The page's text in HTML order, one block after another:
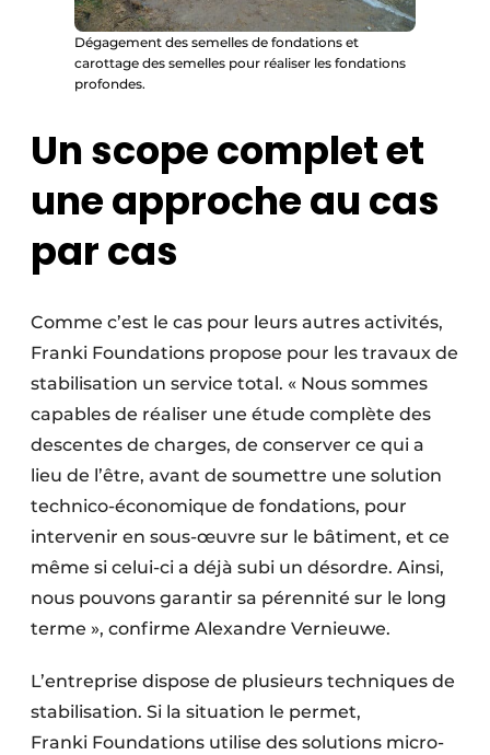
Dégagement des semelles de fondations et
carottage des semelles pour réaliser les fondations
profondes.
Un scope complet et
une approche au cas
par cas
Comme c’est le cas pour leurs autres activités,
Franki Foundations propose pour les travaux de
stabilisation un service total. « Nous sommes
capables de réaliser une étude complète des
descentes de charges, de conserver ce qui a
lieu de l’être, avant de soumettre une solution
technico-économique de fondations, pour
intervenir en sous-œuvre sur le bâtiment, et ce
même si celui-ci a déjà subi un désordre. Ainsi,
nous pouvons garantir sa pérennité sur le long
terme », confirme Alexandre Vernieuwe.
L’entreprise dispose de plusieurs techniques de
stabilisation. Si la situation le permet,
Franki Foundations utilise des solutions micro-